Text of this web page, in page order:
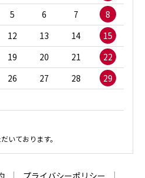
5 6 7
8
12 13 14
15
19 20 21
22
26 27 28
29
いております。
プライバシーポリシー